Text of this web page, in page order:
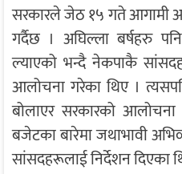
सरकारले जेठ १५ गते आगामी
गर्दैछ । अघिल्ला बर्षहरु
ल्याएको भन्दै नेकपाकै
आलोचना गरेका थिए ।
बोलाएर सरकारको
बजेटका बारेमा जथाभावी
सांसदहरूलाई निर्देशन दिएका